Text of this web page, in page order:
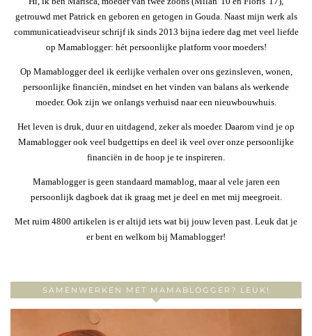
getrouwd met Patrick en geboren en getogen in Gouda. Naast mijn werk als
communicatieadviseur schrijf ik sinds 2013 bijna iedere dag met veel liefde
op Mamablogger: hét persoonlijke platform voor moeders!
Op Mamablogger deel ik eerlijke verhalen over ons gezinsleven, wonen,
persoonlijke financiën, mindset en het vinden van balans als werkende
moeder. Ook zijn we onlangs verhuisd naar een nieuwbouwhuis.
Het leven is druk, duur en uitdagend, zeker als moeder. Daarom vind je op
Mamablogger ook veel budgettips en deel ik veel over onze persoonlijke
financiën in de hoop je te inspireren.
Mamablogger is geen standaard mamablog, maar al vele jaren een
persoonlijk dagboek dat ik graag met je deel en met mij meegroeit.
Met ruim 4800 artikelen is er altijd iets wat bij jouw leven past. Leuk dat je
er bent en welkom bij Mamablogger!
SAMENWERKEN MET MAMABLOGGER? LEUK!